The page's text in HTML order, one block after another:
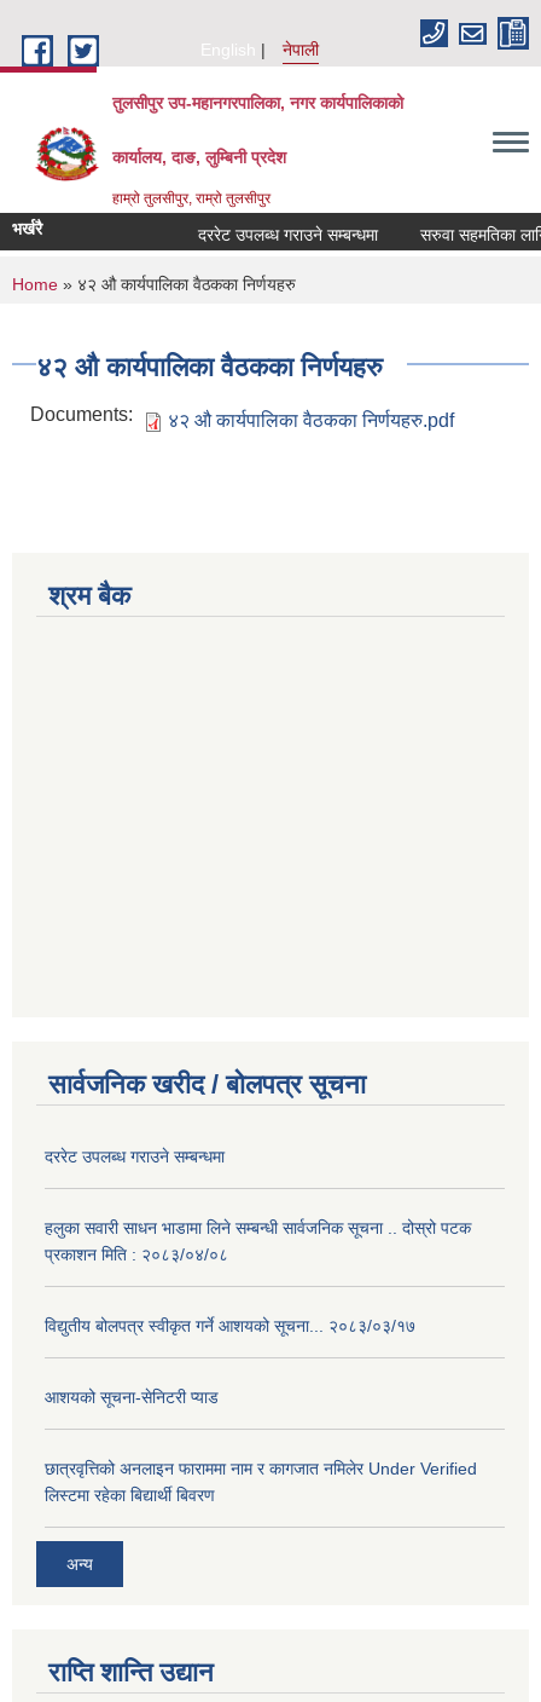
English
नेपाली
तुलसीपुर उप-महानगरपालिका, नगर कार्यपालिकाको
कार्यालय, दाङ, लुम्बिनी प्रदेश
हाम्रो तुलसीपुर, राम्रो तुलसीपुर
भर्खरै दररेट उपलब्ध गराउने सम्बन्धमा सरुवा सहमतिका
You are here
Home » ४२ औ कार्यपालिका वैठकका निर्णयहरु
४२ औ कार्यपालिका वैठकका निर्णयहरु
Documents: ४२ औ कार्यपालिका वैठकका निर्णयहरु.pdf
श्रम बैक
सार्वजनिक खरीद / बोलपत्र सूचना
दररेट उपलब्ध गराउने सम्बन्धमा
हलुका सवारी साधन भाडामा लिने सम्बन्धी सार्वजनिक सूचना .. दोस्रो पटक
प्रकाशन मिति : २०८३/०४/०८
विद्युतीय बोलपत्र स्वीकृत गर्ने आशयको सूचना... २०८३/०३/१७
आशयको सूचना-सेनिटरी प्याड
छात्रवृत्तिको अनलाइन फाराममा नाम र कागजात नमिलेर Under Verified
लिस्टमा रहेका बिद्यार्थी बिवरण
अन्य
राप्ति शान्ति उद्यान